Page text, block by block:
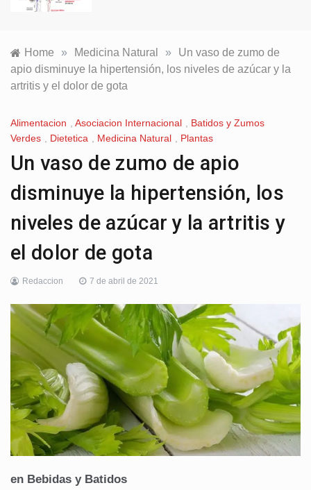
Home » Medicina Natural »
Un vaso de zumo de
apio disminuye la hipertensión, los niveles de azúcar y la
artritis y el dolor de gota
Alimentacion , Asociacion Internacional , Batidos y Zumos
Verdes
Dietetica Medicina Natural Plantas
Un vaso de zumo de apio
disminuye la hipertensión, los
niveles de azúcar y la artritis y
el dolor de gota
Redaccion 7 de abril de 2021
en Bebidas y Batidos